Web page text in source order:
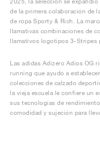
de la primera colaboración de
de ropa Sporty & Rich. La
llamativas combinaciones de
llamativos logotipos 3-Stripes
Las adidas Adizero Adios OG
running que ayudó a
colecciones de calzado
la vieja escuela le confiere un
sus tecnologías de
comodidad y sujeción para